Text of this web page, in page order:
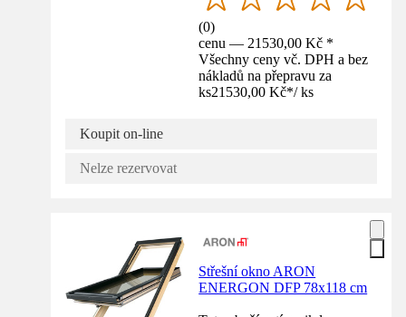
(0)
cenu — 21530,00 Kč *
Všechny ceny vč. DPH a bez
nákladů na přepravu za
ks21530,00 Kč*/ ks
Koupit on-line
Nelze rezervovat
Střešní okno ARON
ENERGON DFP 78x118 cm